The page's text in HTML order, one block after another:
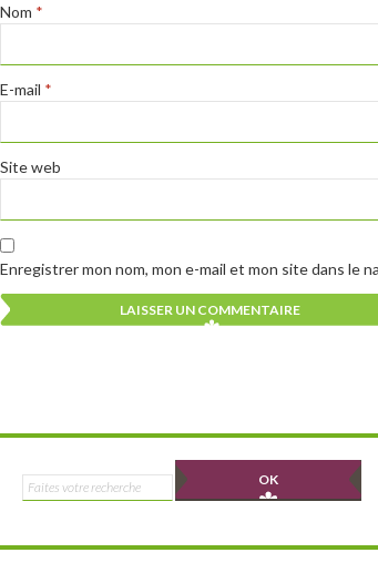
Nom *
E-mail *
Site web
Enregistrer mon nom, mon e-mail et mon site dans le
Rechercher :